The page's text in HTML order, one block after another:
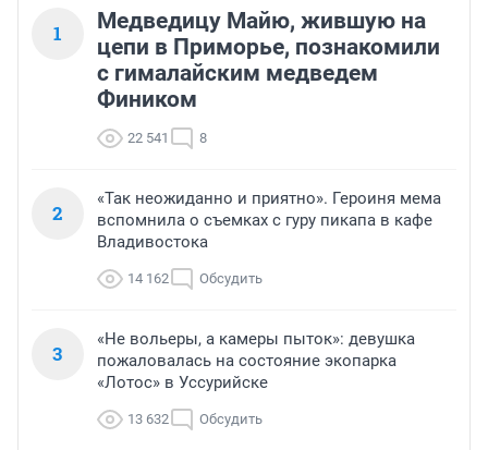
1
Медведицу Майю, жившую на
цепи в Приморье, познакомили
с гималайским медведем
Фиником
22 541 8
2
«Так неожиданно и приятно». Героиня мема
вспомнила о съемках с гуру пикапа в кафе
Владивостока
14 162 Обсудить
3
«Не вольеры, а камеры пыток»: девушка
пожаловалась на состояние экопарка
«Лотос» в Уссурийске
13 632 Обсудить